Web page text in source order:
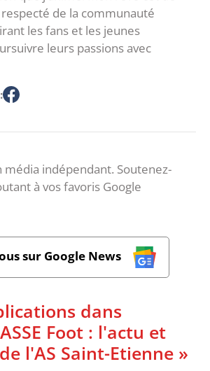
de la communauté
les fans et les jeunes
leurs passions avec
média indépendant. Soutenez-
à vos favoris Google
sur Google News
dans
Foot : l'actu et
l'AS Saint-Etienne »